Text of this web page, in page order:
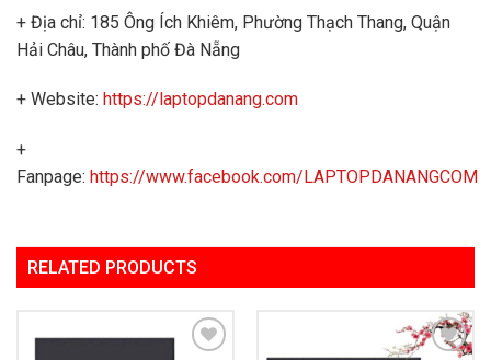
+ Địa chỉ: 185 Ông Ích Khiêm, Phường Thạch Thang, Quận
Hải Châu, Thành phố Đà Nẵng
+ Website: https://laptopdanang.com
+
Fanpage: https://www.facebook.com/LAPTOPDANANGCOM
RELATED PRODUCTS